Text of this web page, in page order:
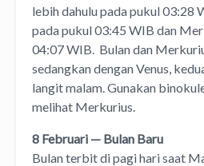
lebih dahulu pada pukul 03:28
pada pukul 03:45 WIB dan
04:07 WIB. Bulan dan
sedangkan dengan Venus,
langit malam. Gunakan
melihat Merkurius.
8 Februari — Bulan Baru
Bulan terbit di pagi hari saat